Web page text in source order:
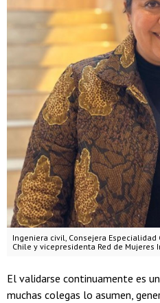
Ingeniera civil, Consejera
Chile y vicepresidenta Red de Mujeres
El validarse continuamente es
muchas colegas lo asumen,